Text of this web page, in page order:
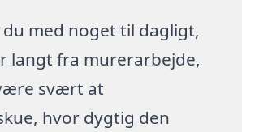
med noget til dagligt,
langt fra murerarbejde,
svært at
hvor dygtig den